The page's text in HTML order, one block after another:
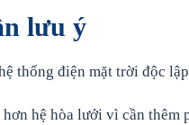
lưu ý
thống điện mặt trời độc
hệ hòa lưới vì cần